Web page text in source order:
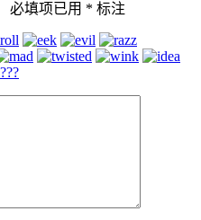
必填项已用 * 标注